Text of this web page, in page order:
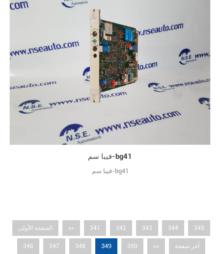
فيبا سم-bg41
فيبا سم-bg41
الصفحة الأولى << 341 342 343 344 345
346 347 348 349 350 >> آخر صفحة